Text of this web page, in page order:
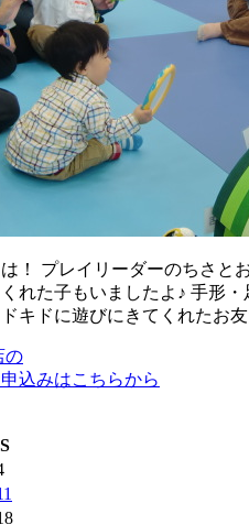
！ プレイリーダーのちさと
れた子もいましたよ♪ 手形
キドに遊びにきてくれたお
の
込みはこちらから
S